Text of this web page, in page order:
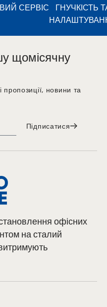
СЕРВІС
ГНУЧКІСТЬ
щомісячну
пропозиції, новини та
Підписатися
офісних
на сталий
витримують